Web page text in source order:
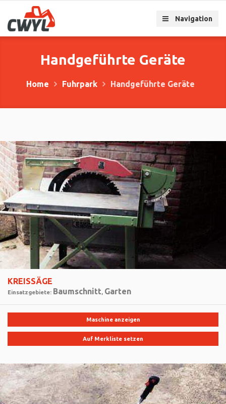
Navigation
Handgeführte Geräte
Home Fuhrpark Handgeführte Geräte
KREISSÄGE
Einsatzgebiete: Baumschnitt, Garten
Maschine anzeigen
Auf Merkliste setzen